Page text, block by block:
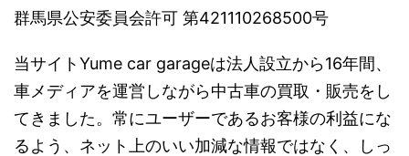
群馬県公安委員会許可 第421110268500号
当サイトYume car garageは法人設立から16年間、
車メディアを運営しながら中古車の買取・販売をし
てきました。常にユーザーであるお客様の利益にな
るよう、ネット上のいい加減な情報ではなく、しっ